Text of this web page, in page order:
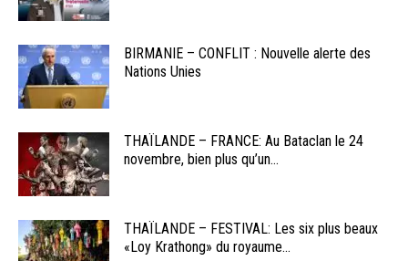
BIRMANIE – CONFLIT : Nouvelle alerte des
Nations Unies
THAÏLANDE – FRANCE: Au Bataclan le 24
novembre, bien plus qu’un...
THAÏLANDE – FESTIVAL: Les six plus beaux
«Loy Krathong» du royaume...